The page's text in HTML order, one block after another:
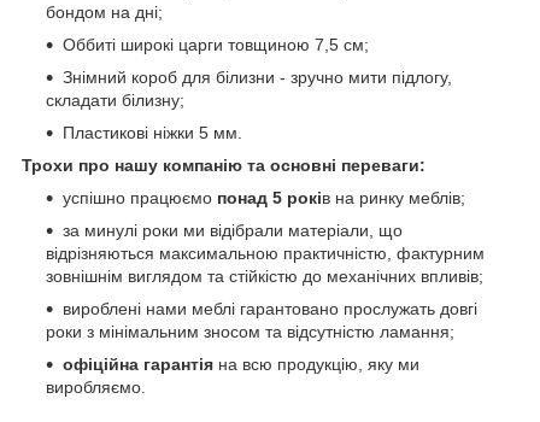
бондом на дні;
Оббиті широкі царги товщиною 7,5 см;
Знімний короб для білизни - зручно мити підлогу,
складати білизну;
Пластикові ніжки 5 мм.
Трохи про нашу компанію та основні переваги:
успішно працюємо понад 5 років на ринку меблів;
за минулі роки ми відібрали матеріали, що
відрізняються максимальною практичністю, фактурним
зовнішнім виглядом та стійкістю до механічних впливів;
вироблені нами меблі гарантовано прослужать довгі
роки з мінімальним зносом та відсутністю ламання;
офіційна гарантія на всю продукцію, яку ми
виробляємо.